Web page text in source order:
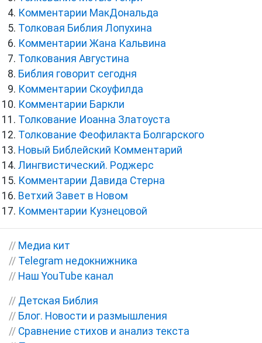
Комментарии МакДональда
Толковая Библия Лопухина
Комментарии Жана Кальвина
Толкования Августина
Библия говорит сегодня
Комментарии Скоуфилда
Комментарии Баркли
Толкование Иоанна Златоуста
Толкование Феофилакта Болгарского
Новый Библейский Комментарий
Лингвистический. Роджерс
Комментарии Давида Стерна
Ветхий Завет в Новом
Комментарии Кузнецовой
// Медиа кит
// Telegram недокнижника
// Наш YouTube канал
// Детская Библия
// Блог. Новости и размышления
// Сравнение стихов и анализ текста